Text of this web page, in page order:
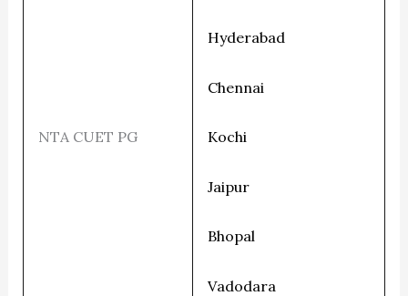
NTA CUET PG
Hyderabad
Chennai
Kochi
Jaipur
Bhopal
Vadodara